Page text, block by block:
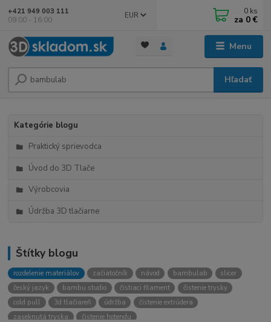
Menu
EUR
Hľadať
+421 949 003 111
09:00 - 16:00
0 ks
za 0 €
Kategórie blogu
Praktický sprievodca
Úvod do 3D Tlače
Výrobcovia
Údržba 3D tlačiarne
Štítky blogu
rozdelenie materiálov začiatočník návod bambulab
slicer
český jazyk
bambu studio čistiaci filament
čistenie trysky
cold pull
3d tlačiareň údržba
čistenie extrúdera
zaseknutá tryska
čistenie hotendu